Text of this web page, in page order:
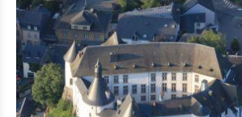
History Museum of the city Vianden
History museum of the brewery
National Museum of Military History
Museum of Post Office and Museum
Instruments